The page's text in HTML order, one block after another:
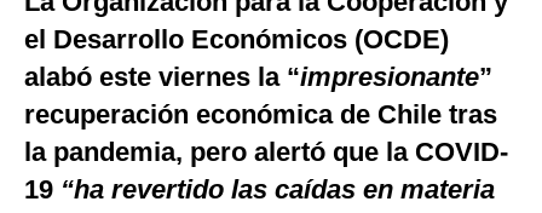
Tecnología
Mix
G de Gestión
el Desarrollo Económicos (OCDE)
alabó este viernes la “impresionante”
recuperación económica de Chile tras
la pandemia, pero alertó que la COVID-
19 “ha revertido las caídas en materia